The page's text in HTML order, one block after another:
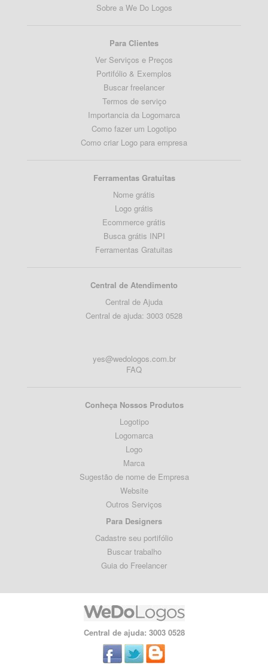
Sobre a We Do Logos
Para Clientes
Ver Serviços e Preços
Portifólio & Exemplos
Buscar freelancer
Termos de serviço
Importancia da Logomarca
Como fazer um Logotipo
Como criar Logo para empresa
Ferramentas Gratuitas
Nome grátis
Logo grátis
Ecommerce grátis
Busca grátis INPI
Ferramentas Gratuitas
Central de Atendimento
Central de Ajuda
Central de ajuda: 3003 0528
yes@wedologos.com.br
FAQ
Conheça Nossos Produtos
Logotipo
Logomarca
Logo
Marca
Sugestão de nome de Empresa
Website
Outros Serviços
Para Designers
Cadastre seu portifólio
Buscar trabalho
Guia do Freelancer
Central de ajuda: 3003 0528